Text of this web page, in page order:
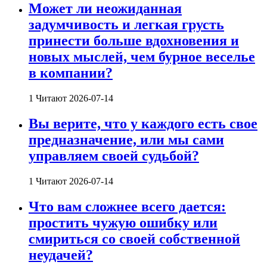
Может ли неожиданная
задумчивость и легкая грусть
принести больше вдохновения и
новых мыслей, чем бурное веселье
в компании?
1 Читают 2026-07-14
Вы верите, что у каждого есть свое
предназначение, или мы сами
управляем своей судьбой?
1 Читают 2026-07-14
Что вам сложнее всего дается:
простить чужую ошибку или
смириться со своей собственной
неудачей?